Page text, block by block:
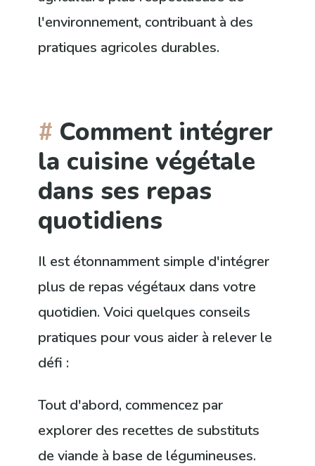
l'environnement, contribuant à des
pratiques agricoles durables.
Comment intégrer
la cuisine végétale
dans ses repas
quotidiens
Il est étonnamment simple d'intégrer
plus de repas végétaux dans votre
quotidien. Voici quelques conseils
pratiques pour vous aider à relever le
défi :
Tout d'abord, commencez par
explorer des recettes de substituts
de viande à base de légumineuses.